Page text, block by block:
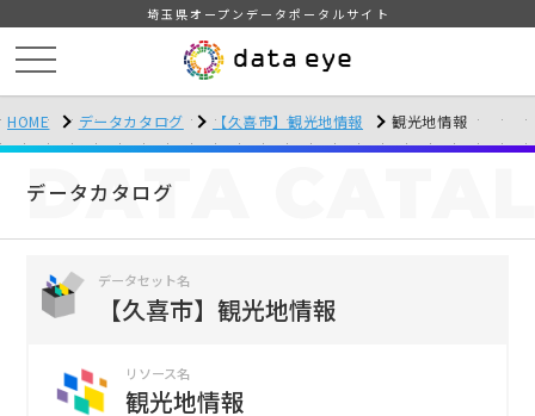
埼玉県オープンデータポータルサイト
HOME データカタログ 【久喜市】観光地情報 観光地情報
データカタログ
DATA
データセット名
【久喜市】観光地情報
リソース名
観光地情報